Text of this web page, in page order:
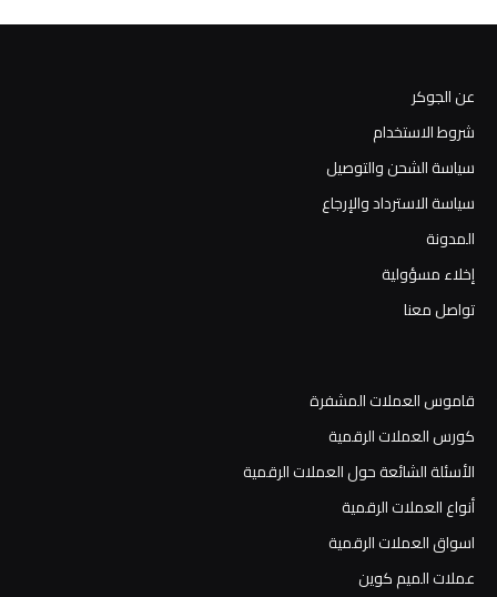
عن الجوكر
شروط الاستخدام
سياسة الشحن والتوصيل
سياسة الاسترداد والإرجاع
المدونة
إخلاء مسؤولية
تواصل معنا
قاموس العملات المشفرة
كورس العملات الرقمية
الأسئلة الشائعة حول العملات الرقمية
أنواع العملات الرقمية
اسواق العملات الرقمية
عملات الميم كوين